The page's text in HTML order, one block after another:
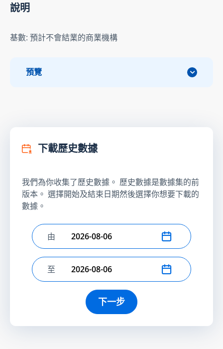
說明
基數: 預計不會結業的商業機構
預覽
下載歷史數據
我們為你收集了歷史數據。 歷史數據是數據集的前
版本。 選擇開始及結束日期然後選擇你想要下載的
數據。
選擇開始日期
由
選擇結束日期
至
下一步